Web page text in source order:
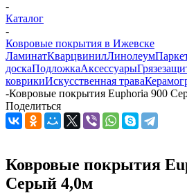
-
Каталог
-
Ковровые покрытия в Ижевске
ЛаминатКварцвинилЛинолеум
доскаПодложкаАксессуары
коврикиИскусственная трава
-Ковровые покрытия Еuphoria 900
Поделиться
Ковровые покрытия
Серый 4,0м